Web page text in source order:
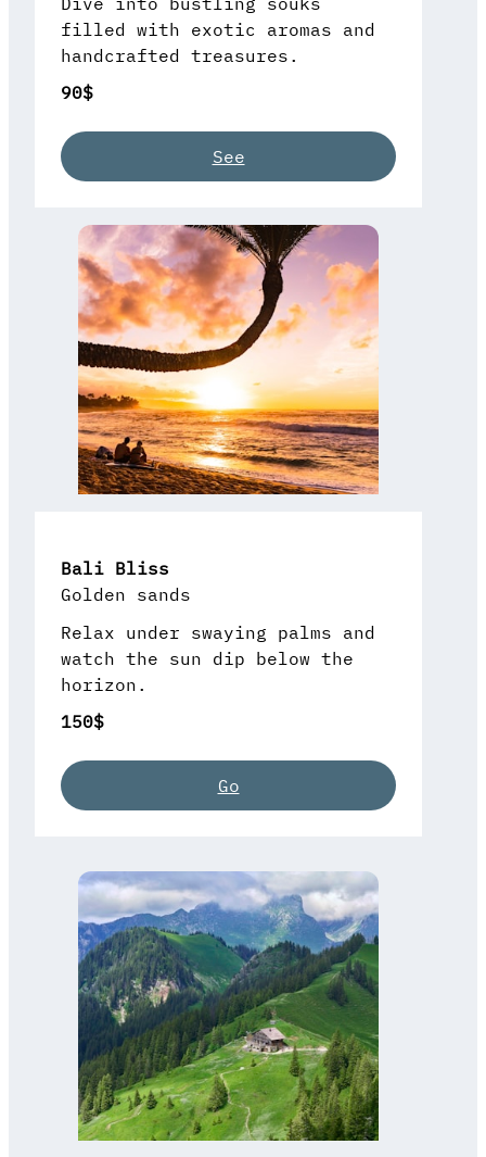
filled with exotic aromas and
handcrafted treasures.
90$
See
Bali Bliss
Golden sands
Relax under swaying palms and
watch the sun dip below the
horizon.
150$
Go